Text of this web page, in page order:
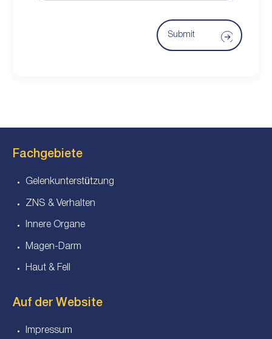
Submit
Fachgebiete
Gelenkunterstützung
ZNS & Verhalten
Innere Organe
Magen-Darm
Haut & Fell
Auf der Website
Impressum